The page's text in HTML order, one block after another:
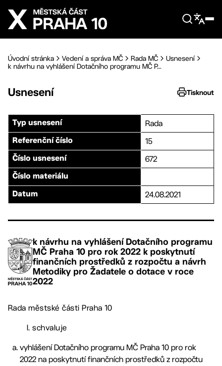
Přejít na hlavní obsah
Úvodní stránka Vedení a správa MČ Rada MČ
Usnesení
k návrhu na vyhlášení Dotačního programu MČ P...
Usnesení Tisknout
Typ usnesení Rada
Referenční číslo 15
Číslo usnesení 672
Číslo materiálu
Datum 24.08.2021
k návrhu na vyhlášení Dotačního programu
MČ Praha 10 pro rok 2022 k poskytnutí
finančních prostředků z rozpočtu a návrh
Metodiky pro Žadatele o dotace v roce
2022
Rada městské části Praha 10
I. schvaluje
vyhlášení Dotačního programu MČ Praha 10 pro rok
2022 na poskytnutí finančních prostředků z rozpočtu